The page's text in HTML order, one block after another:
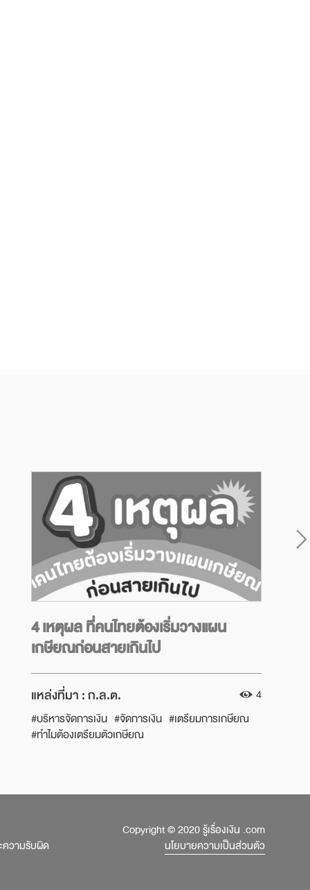
4 เหตุผล ที่คนไทยต้องเริ่มวางแผน
เกษียณก่อนสายเกินไป
แหล่งที่มา :ก.ล.ต.
#บริหารจัดการเงิน #จัดการเงิน #เตรียมการเกษียณ
#ทำไมต้องเตรียมตัวเกษียณ
#กลต #SEC #วางแผนเกษียณ #วัยเกษียณ
4
ความรับผิด
Copyright © 2020 รู้เรื่องเงิน .com
นโยบายความเป็นส่วนตัว